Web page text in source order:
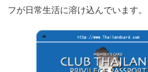
フが日常生活に溶け込んでいます。